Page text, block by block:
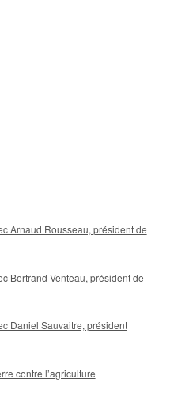
Arnaud Rousseau, président de
Bertrand Venteau, président de
Daniel Sauvaitre, président
contre l’agriculture